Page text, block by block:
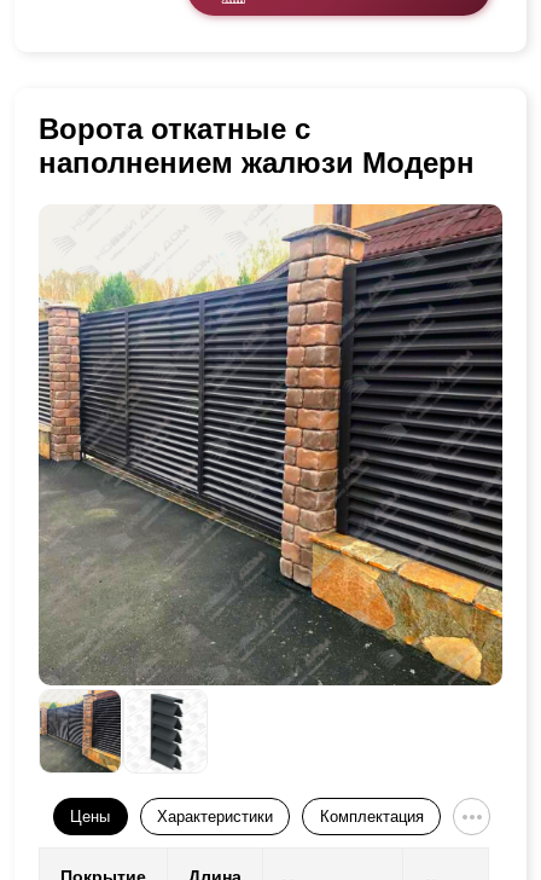
Ворота откатные с
наполнением жалюзи Модерн
Цены Характеристики Комплектация